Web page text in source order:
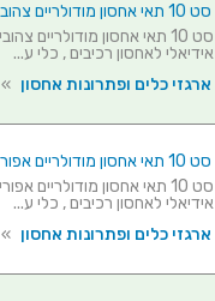
סט 10 תאי אחסון מודולריים צהובים - 280MM X 210MM X 180MM
אידיאלי לאחסון רכיבים , כלי ע...
ארגזי כלים ופתרונות אחסון »
סט 10 תאי אחסון מודולריים אפורים - 375MM X 210MM X 180MM
אידיאלי לאחסון רכיבים , כלי ע...
ארגזי כלים ופתרונות אחסון »